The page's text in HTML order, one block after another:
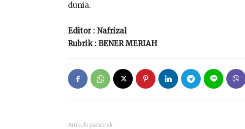
dunia.
Editor : Nafrizal
Rubrik : BENER MERIAH
Artikulli paraprak